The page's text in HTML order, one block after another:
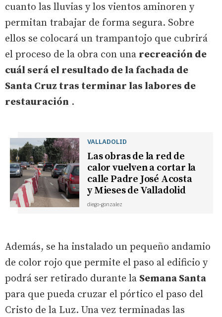
cuanto las lluvias y los vientos aminoren y
permitan trabajar de forma segura. Sobre
ellos se colocará un trampantojo que cubrirá
el proceso de la obra con una recreación de
cuál será el resultado de la fachada de
Santa Cruz tras terminar las labores de
restauración .
VALLADOLID
Las obras de la red de
calor vuelven a cortar la
calle Padre José Acosta
y Mieses de Valladolid
diego-gonzalez
Además, se ha instalado un pequeño andamio
de color rojo que permite el paso al edificio y
podrá ser retirado durante la Semana Santa
para que pueda cruzar el pórtico el paso del
Cristo de la Luz. Una vez terminadas las